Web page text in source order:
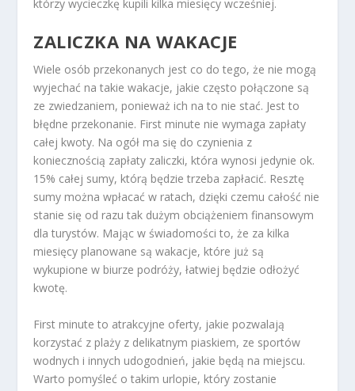
którzy wycieczkę kupili kilka miesięcy wcześniej.
ZALICZKA NA WAKACJE
Wiele osób przekonanych jest co do tego, że nie mogą
wyjechać na takie wakacje, jakie często połączone są
ze zwiedzaniem, ponieważ ich na to nie stać. Jest to
błędne przekonanie. First minute nie wymaga zapłaty
całej kwoty. Na ogół ma się do czynienia z
koniecznością zapłaty zaliczki, która wynosi jedynie ok.
15% całej sumy, którą będzie trzeba zapłacić. Resztę
sumy można wpłacać w ratach, dzięki czemu całość nie
stanie się od razu tak dużym obciążeniem finansowym
dla turystów. Mając w świadomości to, że za kilka
miesięcy planowane są wakacje, które już są
wykupione w biurze podróży, łatwiej będzie odłożyć
kwotę.
First minute to atrakcyjne oferty, jakie pozwalają
korzystać z plaży z delikatnym piaskiem, ze sportów
wodnych i innych udogodnień, jakie będą na miejscu.
Warto pomyśleć o takim urlopie, który zostanie